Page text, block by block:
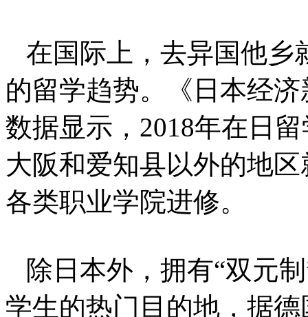
在国际上，去异国他乡
的留学趋势。《日本经
数据显示，2018年在日
大阪和爱知县以外的地
各类职业学院进修。
除日本外，拥有“双元
学生的热门目的地，据